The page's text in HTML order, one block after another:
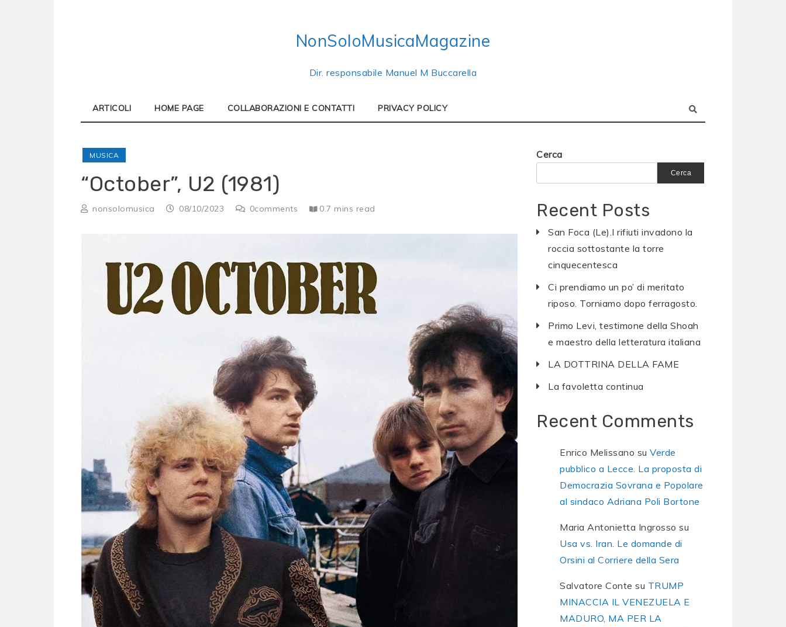
NonSoloMusicaMagazine
Dir. responsabile Manuel M Buccarella
ARTICOLI HOME PAGE COLLABORAZIONI E CONTATTI PRIVACY POLICY
MUSICA
“October”, U2 (1981)
nonsolomusica 08/10/2023 0comments 0.7 mins read
Cerca
Cerca
Recent Posts
San Foca (Le).I rifiuti invadono la
roccia sottostante la torre
cinquecentesca
Ci prendiamo un po’ di meritato
riposo. Torniamo dopo ferragosto.
Primo Levi, testimone della Shoah
e maestro della letteratura italiana
LA DOTTRINA DELLA FAME
La favoletta continua
Recent Comments
Enrico Melissano suVerde
pubblico a Lecce. La proposta di
Democrazia Sovrana e Popolare
al sindaco Adriana Poli Bortone
Maria Antonietta Ingrosso su
Usa vs. Iran. Le domande di
Orsini al Corriere della Sera
Salvatore Conte su TRUMP
MINACCIA IL VENEZUELA E
MADURO, MA PER LA